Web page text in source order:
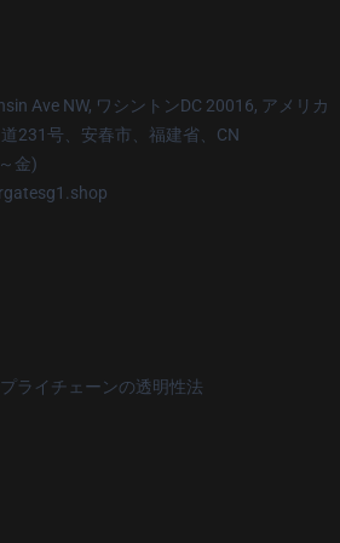
Ave NW, ワシントンDC 20016, アメリカ
231号、安春市、福建省、CN
金)
ライチェーンの透明性法